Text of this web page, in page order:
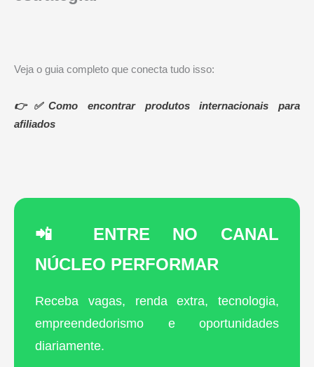
Veja o guia completo que conecta tudo isso:
👉✅Como encontrar produtos internacionais para
afiliados
📲 ENTRE NO CANAL
NÚCLEO PERFORMAR
Receba vagas, renda extra, tecnologia,
empreendedorismo e oportunidades
diariamente.